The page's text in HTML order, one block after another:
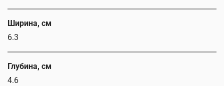
Ширина, см
6.3
Глубина, см
4.6